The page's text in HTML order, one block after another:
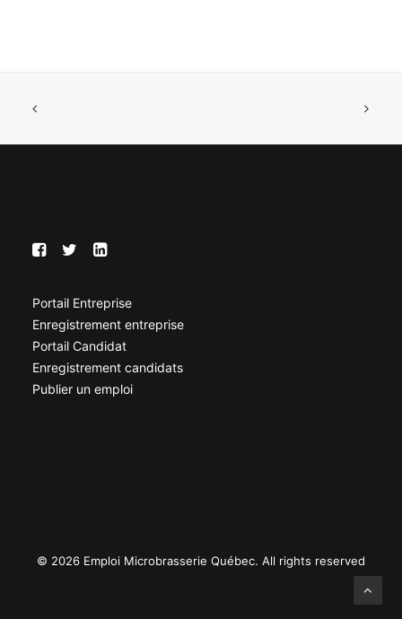
Portail Entreprise
Enregistrement entreprise
Portail Candidat
Enregistrement candidats
Publier un emploi
© 2026 Emploi Microbrasserie Québec. All rights reserved